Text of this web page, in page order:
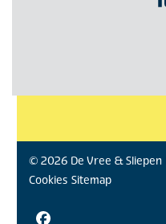
© 2026 De Vree & Sliepen
Cookies Sitemap